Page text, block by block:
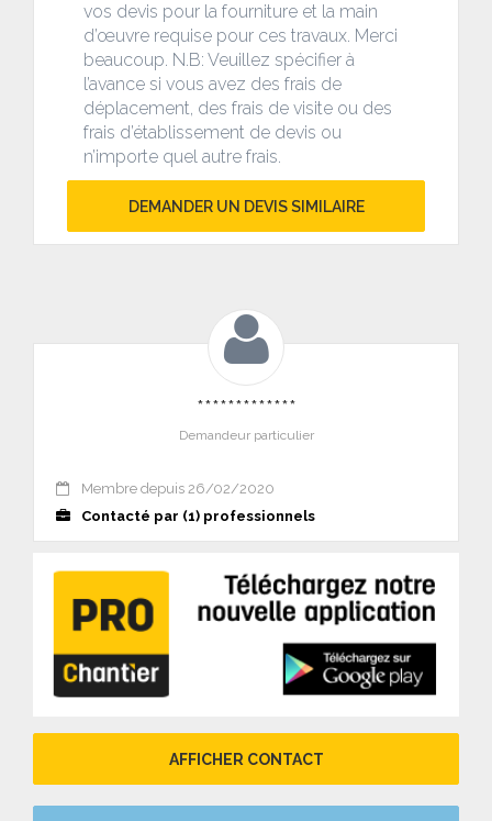
vos devis pour la fourniture et la main
d’œuvre requise pour ces travaux. Merci
beaucoup. N.B: Veuillez spécifier à
l’avance si vous avez des frais de
déplacement, des frais de visite ou des
frais d’établissement de devis ou
n’importe quel autre frais.
DEMANDER UN DEVIS SIMILAIRE
*************
Demandeur particulier
Membre depuis 26/02/2020
Contacté par (1) professionnels
AFFICHER CONTACT